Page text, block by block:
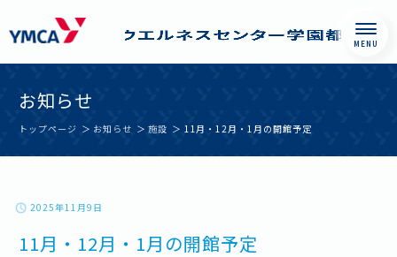
content
ネスセンター学園
都市
お知らせ
トップページ お知らせ 施設 11月・12月・1月の開館予定
2025年11月9日
11月・12月・1月の開館予定